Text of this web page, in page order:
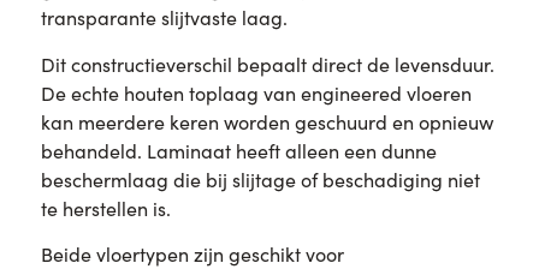
transparante slijtvaste laag.
Dit constructieverschil bepaalt direct de levensduur.
De echte houten toplaag van engineered vloeren
kan meerdere keren worden geschuurd en opnieuw
behandeld. Laminaat heeft alleen een dunne
beschermlaag die bij slijtage of beschadiging niet
te herstellen is.
Beide vloertypen zijn geschikt voor